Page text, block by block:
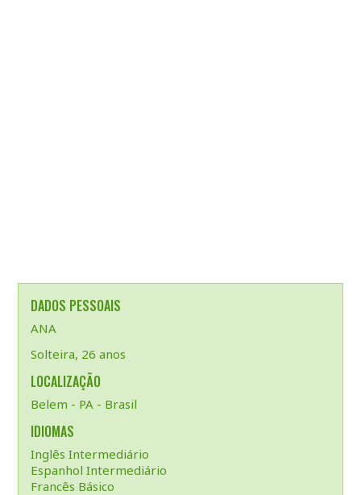
DADOS PESSOAIS
ANA
Solteira, 26 anos
LOCALIZAÇÃO
Belem - PA - Brasil
IDIOMAS
Inglês Intermediário
Espanhol Intermediário
Francês Básico